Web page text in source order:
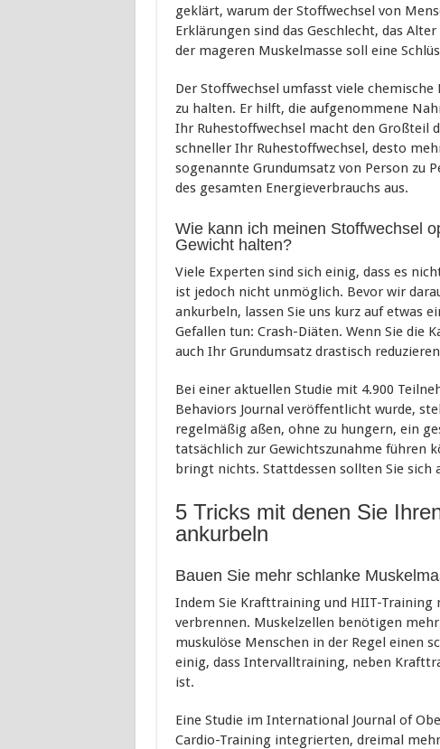
geklärt, warum der Stoffwechsel von
Erklärungen sind das Geschlecht, das
der mageren Muskelmasse soll eine
Der Stoffwechsel umfasst viele
zu halten. Er hilft, die aufgenommene
Ihr Ruhestoffwechsel macht den Großteil
schneller Ihr Ruhestoffwechsel, desto
sogenannte Grundumsatz von Person zu
des gesamten Energieverbrauchs aus.
Wie kann ich meinen Stoffwechsel
Gewicht halten?
Viele Experten sind sich einig, dass es
ist jedoch nicht unmöglich. Bevor wir
ankurbeln, lassen Sie uns kurz auf etwas
Gefallen tun: Crash-Diäten. Wenn Sie die
auch Ihr Grundumsatz drastisch
Bei einer aktuellen Studie mit 4.900
Behaviors Journal veröffentlicht wurde,
regelmäßig aßen, ohne zu hungern, ein
tatsächlich zur Gewichtszunahme führen
bringt nichts. Stattdessen sollten Sie sich
5 Tricks mit denen Sie
ankurbeln
Bauen Sie mehr schlanke
Indem Sie Krafttraining und HIIT-Training
verbrennen. Muskelzellen benötigen
muskulöse Menschen in der Regel einen
einig, dass Intervalltraining, neben
ist.
Eine Studie im International Journal of
Cardio-Training integrierten, dreimal